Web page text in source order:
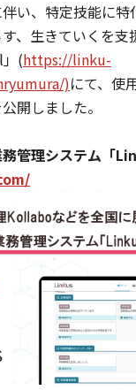
い、特定技能に
、生きていくを支
(https://linku-
)にて、使
開しました。
管理システム「